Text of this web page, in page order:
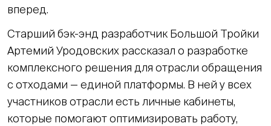
вперед.
Старший бэк-энд разработчик Большой Тройки
Артемий Уродовских рассказал о разработке
комплексного решения для отрасли обращения
с отходами — единой платформы. В ней у всех
участников отрасли есть личные кабинеты,
которые помогают оптимизировать работу,